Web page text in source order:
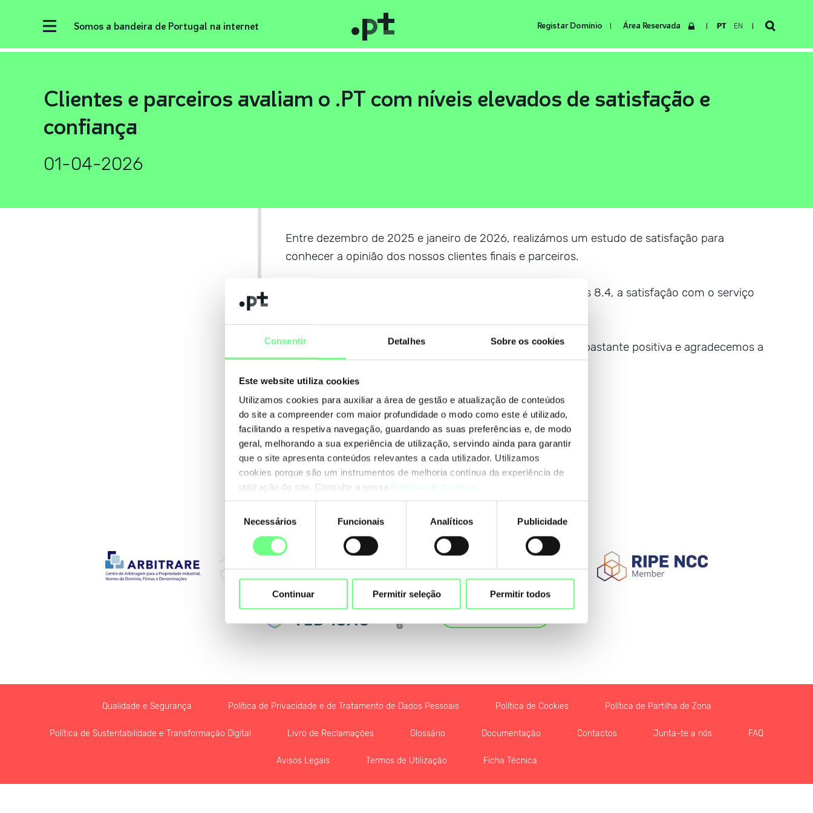
Consentir Detalhes Sobre os cookies
Este website utiliza cookies
Utilizamos cookies para auxiliar a área de gestão e atualização de conteúdos
do site a compreender com maior profundidade o modo como este é utilizado,
facilitando a respetiva navegação, guardando as suas preferências e, de modo
geral, melhorando a sua experiência de utilização, servindo ainda para garantir
que o site apresenta conteúdos relevantes a cada utilizador. Utilizamos
cookies porque são um instrumentos de melhoria contínua da experiência de
utilização do site. Consulte a nossa
consentimento
Necessários Funcionais Analíticos Publicidade
Continuar Permitir seleção Permitir todos
Somos a bandeira de Portugal na internet Registar Domínio Área Reservada PT EN
Clientes e parceiros avaliam o .PT com níveis elevados de satisfação e
confiança
01-04-2026
Entre dezembro de 2025 e janeiro de 2026, realizámos um estudo de satisfação para
conhecer a opinião dos nossos clientes finais e parceiros.
Os resultados mostram que a satisfação global se situa nos 8.4, a satisfação com o serviço
Sendo a escala de 1 a 10, consideramos que a avaliação é bastante positiva e agradecemos a
Os resultados do estudo estão disponíveisaqui.
+ notícias
Qualidade e Segurança Política de Privacidade e de Tratamento de Dados Pessoais Política de Cookies Política de Partilha de Zona
Política de Sustentabilidade e Transformação Digital Livro de Reclamações Glossário Documentação Contactos Junta-te a nós FAQ
Avisos Legais Termos de Utilização Ficha Técnica